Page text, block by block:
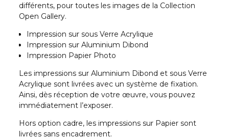
différents, pour toutes les images de la Collection
Open Gallery.
Impression sur sous Verre Acrylique
Impression sur Aluminium Dibond
Impression Papier Photo
Les impressions sur Aluminium Dibond et sous Verre
Acrylique sont livrées avec un système de fixation.
Ainsi, dès réception de votre œuvre, vous pouvez
immédiatement l’exposer.
Hors option cadre, les impressions sur Papier sont
livrées sans encadrement.